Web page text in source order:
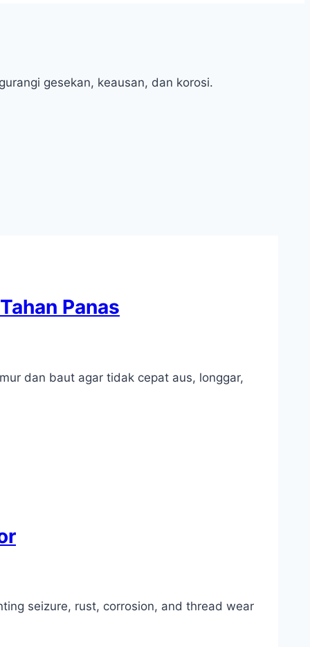
gesekan, keausan, dan korosi.
Panas
dan baut agar tidak cepat aus, longgar,
seizure, rust, corrosion, and thread wear